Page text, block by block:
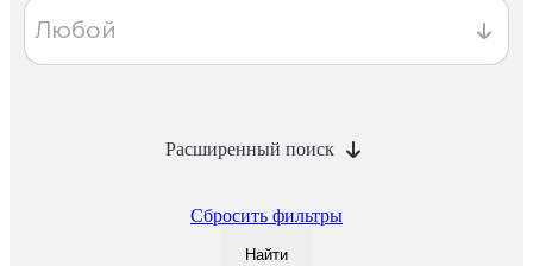
Расширенный поиск
Сбросить фильтры
Найти